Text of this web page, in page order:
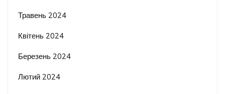
Травень 2024
Квітень 2024
Березень 2024
Лютий 2024